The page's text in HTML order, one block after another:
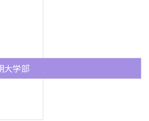
大学部